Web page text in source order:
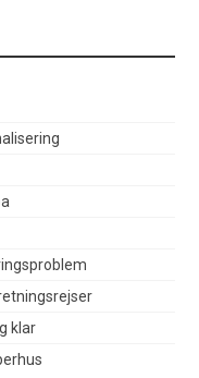
klar